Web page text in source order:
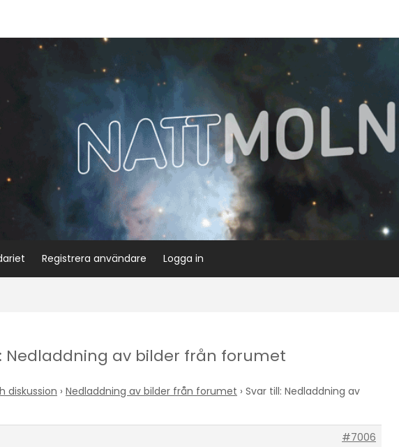
Registrera användare Logga in
Nedladdning av bilder från forumet
diskussion › Nedladdning av bilder från forumet › Svar till: Nedladdning av
#7006